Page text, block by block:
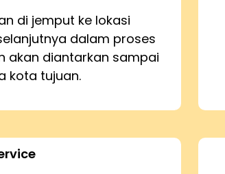
di jemput ke lokasi
dalam proses
akan diantarkan sampai
kota tujuan.